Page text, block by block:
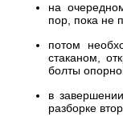
на
пор, пока не
потом
стаканом,
болты
в
разборке